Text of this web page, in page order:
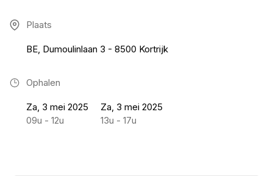
Plaats
BE, Dumoulinlaan 3 - 8500 Kortrijk
Ophalen
Za, 3 mei 2025
09u - 12u
Za, 3 mei 2025
13u - 17u